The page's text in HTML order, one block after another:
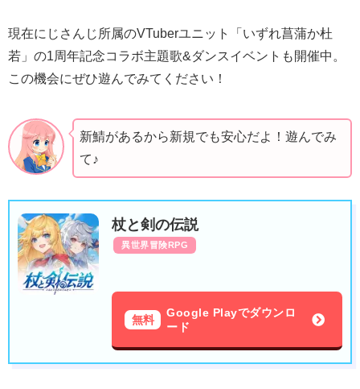
現在にじさんじ所属のVTuberユニット「いずれ菖蒲か杜
若」の1周年記念コラボ主題歌&ダンスイベントも開催中。
この機会にぜひ遊んでみてください！
新鯖があるから新規でも安心だよ！遊んでみ
て♪
杖と剣の伝説
異世界冒険RPG
無料
Google Playでダウンロ
ード